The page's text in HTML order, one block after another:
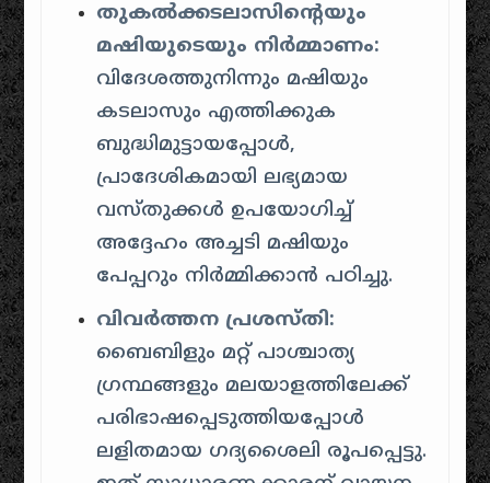
തുകൽക്കടലാസിന്റെയും
മഷിയുടെയും നിർമ്മാണം:
വിദേശത്തുനിന്നും മഷിയും
കടലാസും എത്തിക്കുക
ബുദ്ധിമുട്ടായപ്പോൾ,
പ്രാദേശികമായി ലഭ്യമായ
വസ്തുക്കൾ ഉപയോഗിച്ച്
അദ്ദേഹം അച്ചടി മഷിയും
പേപ്പറും നിർമ്മിക്കാൻ പഠിച്ചു.
വിവർത്തന പ്രശസ്തി:
ബൈബിളും മറ്റ് പാശ്ചാത്യ
ഗ്രന്ഥങ്ങളും മലയാളത്തിലേക്ക്
പരിഭാഷപ്പെടുത്തിയപ്പോൾ
ലളിതമായ ഗദ്യശൈലി രൂപപ്പെട്ടു.